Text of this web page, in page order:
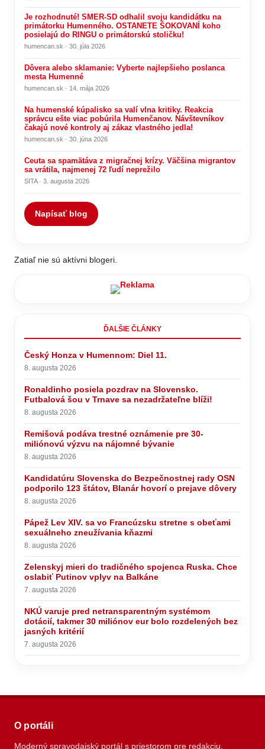
Je rozhodnuté! SMER-SD odhalil svoju kandidátku na
primátorku Humenného. OSTANETE ŠOKOVANÍ koho
posielajú do RINGU o primátorskú stoličku!
humencan.sk · 30. júla 2026
Dôvera alebo sklamanie: Vyberte najlepšieho poslanca
mesta Humenné
humencan.sk · 14. mája 2026
Na humenské kúpalisko sa valí vlna kritiky. Reakcia
správcu ešte viac pobúrila Humenčanov. Návštevníkov
čakajú nové kontroly aj zákaz vlastného jedla!
humencan.sk · 30. júna 2026
Ceuta sa spamätáva z migračnej krízy. Väčšina migrantov
sa vrátila, najmenej 72 ľudí neprežilo
SITA · 3. augusta 2026
Napísať blog
Zatiaľ nie sú aktívni blogeri.
ĎALŠIE ČLÁNKY
Český Honza v Humennom: Diel 11.
8. augusta 2026
Ronaldinho posiela pozdrav na Slovensko.
Futbalová šou v Trnave sa nezadržateľne blíži!
8. augusta 2026
Remišová podáva trestné oznámenie pre 30-
miliónovú výzvu na nájomné bývanie
8. augusta 2026
Kandidatúru Slovenska do Bezpečnostnej rady OSN
podporilo 123 štátov, Blanár hovorí o prejave dôvery
8. augusta 2026
Pápež Lev XIV. sa vo Francúzsku stretne s obeťami
sexuálneho zneužívania kňazmi
8. augusta 2026
Zelenskyj mieri do tradičného spojenca Ruska. Chce
oslabiť Putinov vplyv na Balkáne
7. augusta 2026
NKÚ varuje pred netransparentným systémom
dotácií, takmer 30 miliónov eur bolo rozdelených bez
jasných kritérií
7. augusta 2026
O portáli
Moderný spravodajský portál s priestorom pre redakciu,